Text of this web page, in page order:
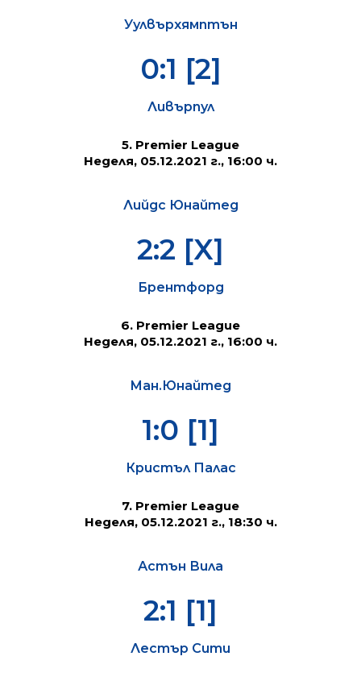
Уулвърхямптън
0:1 [2]
Ливърпул
5. Premier League
Неделя, 05.12.2021 г., 16:00 ч.
Лийдс Юнайтед
2:2 [X]
Брентфорд
6. Premier League
Неделя, 05.12.2021 г., 16:00 ч.
Ман.Юнайтед
1:0 [1]
Кристъл Палас
7. Premier League
Неделя, 05.12.2021 г., 18:30 ч.
Астън Вила
2:1 [1]
Лестър Сити